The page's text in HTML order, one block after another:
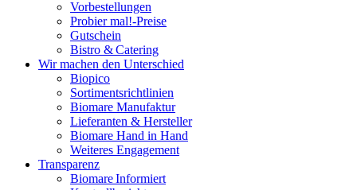
Vorbestellungen
Probier mal!-Preise
Gutschein
Bistro & Catering
Wir machen den Unterschied
Biopico
Sortimentsrichtlinien
Biomare Manufaktur
Lieferanten & Hersteller
Biomare Hand in Hand
Weiteres Engagement
Transparenz
Biomare Informiert